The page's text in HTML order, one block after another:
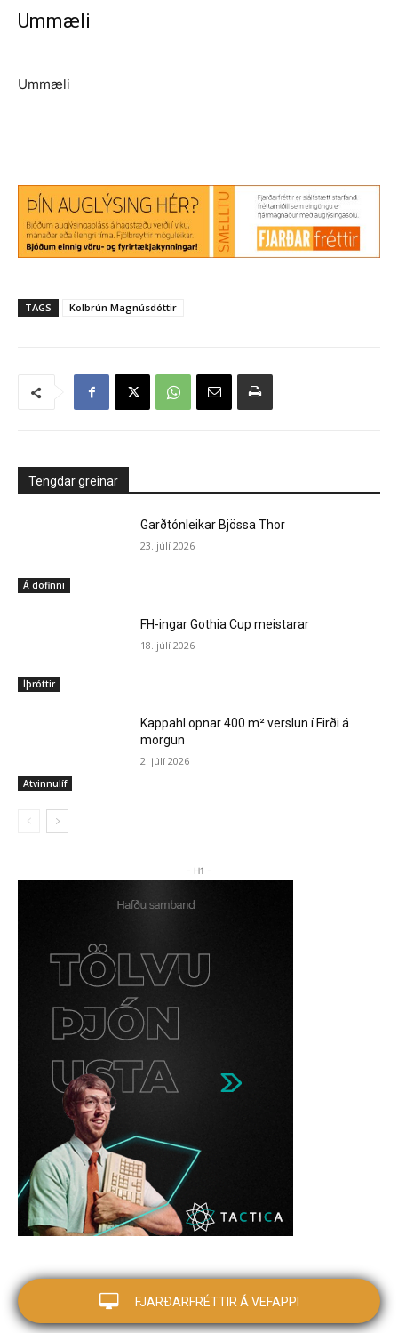
Ummæli
Ummæli
TAGS Kolbrún Magnúsdóttir
Tengdar greinar
Á döfinni
Garðtónleikar Bjössa Thor
23. júlí 2026
Íþróttir
FH-ingar Gothia Cup meistarar
18. júlí 2026
Atvinnulíf
Kappahl opnar 400 m² verslun í Firði á
morgun
2. júlí 2026
- H1 -
FJARÐARFRÉTTIR Á VEFAPPI